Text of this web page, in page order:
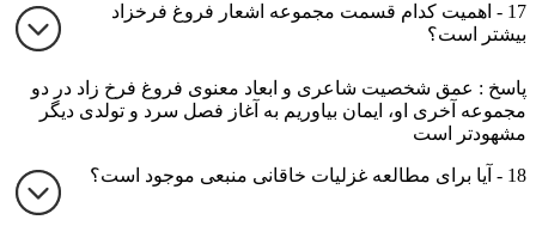
17 - اهمیت کدام قسمت مجموعه اشعار فروغ فرخزاد
بیشتر است؟
پاسخ : عمق شخصیت شاعری و ابعاد معنوی فروغ فرخ زاد در دو
مجموعه آخری او، ایمان بیاوریم به آغاز فصل سرد و تولدی دیگر
مشهودتر است
18 - آیا برای مطالعه غزلیات خاقانی منبعی موجود است؟